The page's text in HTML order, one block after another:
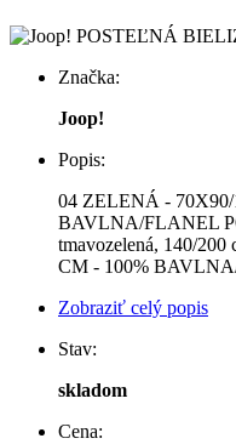
Značka:
Joop!
Popis:
04 ZELENÁ -
BAVLNA/FLANEL
tmavozelená, 140/
CM - 100%
Zobraziť celý popis
Stav:
skladom
Cena: